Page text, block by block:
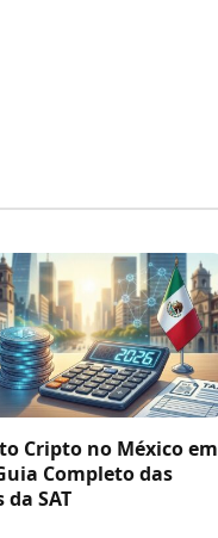
Cripto no México em
Completo das
da SAT